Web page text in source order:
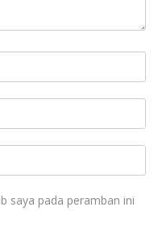
saya pada peramban ini